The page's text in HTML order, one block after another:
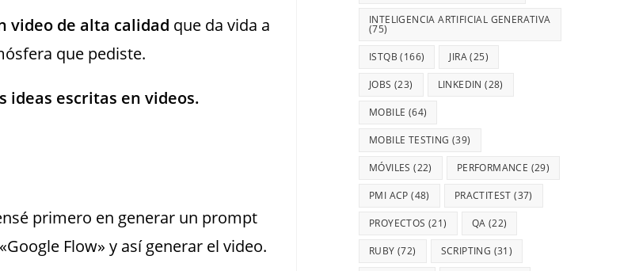
video de alta calidad que da vida a
que pediste.
ideas escritas en videos.
primero en generar un prompt
Flow» y así generar el video.
INTELIGENCIA ARTIFICIAL GENERATIVA
(75)
ISTQB (166) JIRA(25)
JOBS (23) LINKEDIN (28)
MOBILE (64)
MOBILE TESTING (39)
MÓVILES (22) PERFORMANCE (29)
PMI ACP (48) PRACTITEST (37)
PROYECTOS (21) QA (22)
RUBY (72) SCRIPTING (31)